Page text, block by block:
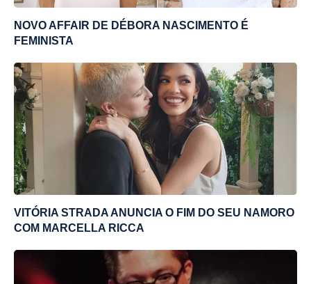
NOVO AFFAIR DE DÉBORA NASCIMENTO É
FEMINISTA
VITÓRIA STRADA ANUNCIA O FIM DO SEU NAMORO
COM MARCELLA RICCA